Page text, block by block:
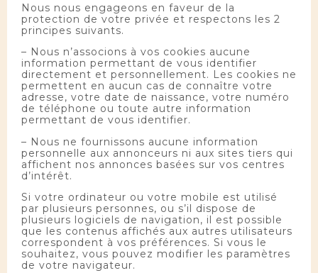
Nous nous engageons en faveur de la
protection de votre privée et respectons les 2
principes suivants.
– Nous n’associons à vos cookies aucune
information permettant de vous identifier
directement et personnellement. Les cookies ne
permettent en aucun cas de connaître votre
adresse, votre date de naissance, votre numéro
de téléphone ou toute autre information
permettant de vous identifier.
– Nous ne fournissons aucune information
personnelle aux annonceurs ni aux sites tiers qui
affichent nos annonces basées sur vos centres
d’intérêt.
Si votre ordinateur ou votre mobile est utilisé
par plusieurs personnes, ou s’il dispose de
plusieurs logiciels de navigation, il est possible
que les contenus affichés aux autres utilisateurs
correspondent à vos préférences. Si vous le
souhaitez, vous pouvez modifier les paramètres
de votre navigateur.